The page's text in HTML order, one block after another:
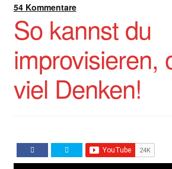
54 Kommentare
So kannst du
improvisieren,
viel Denken!